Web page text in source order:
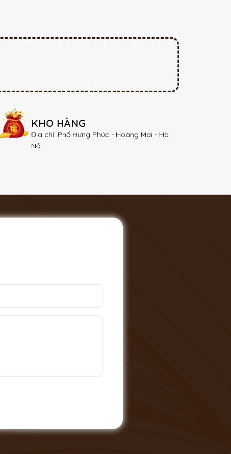
KHO HÀNG
Địa chỉ: Phố Hưng Phúc - Hoàng Mai - Hà
Nội